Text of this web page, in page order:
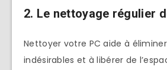
2. Le nettoyage régulier
Nettoyer votre PC aide à
indésirables et à libérer de